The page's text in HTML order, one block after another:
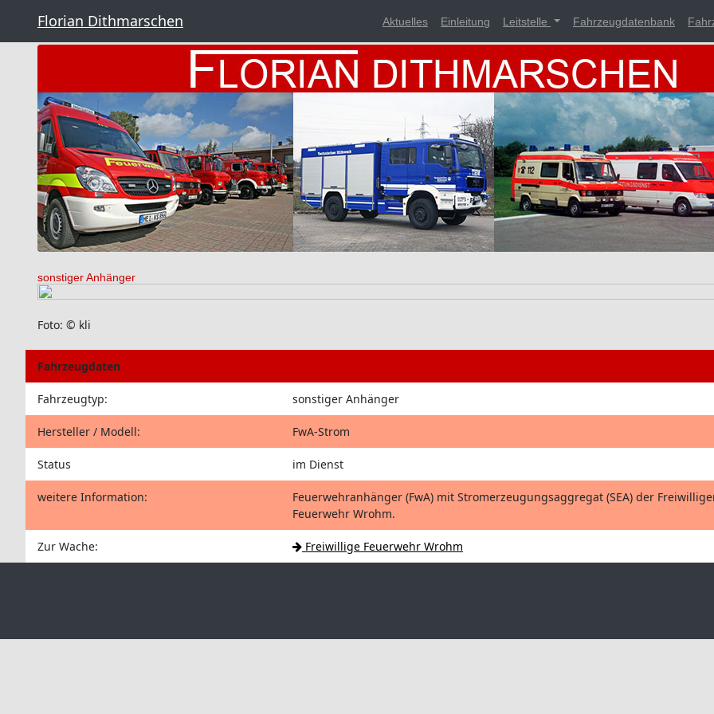
Florian Dithmarschen Aktuelles Einleitung Leitstelle Fahrzeugdatenbank
sonstiger Anhänger
Foto: © kli
Fahrzeugdaten
Fahrzeugtyp: sonstiger Anhänger
Hersteller / Modell: FwA-Strom
Status im Dienst
weitere Information:
Feuerwehranhänger (FwA) mit Stromerzeugungsaggregat (SEA) der
Feuerwehr Wrohm.
Zur Wache: Freiwillige Feuerwehr Wrohm